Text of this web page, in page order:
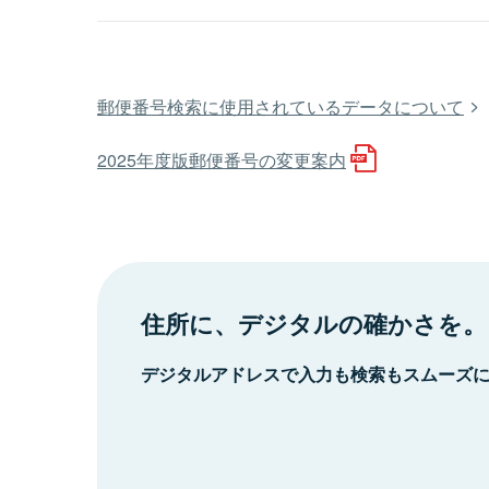
郵便番号検索に使用されているデータについて
2025年度版郵便番号の変更案内
住所に、デジタルの確かさを。
デジタルアドレスで入力も検索もスムーズ